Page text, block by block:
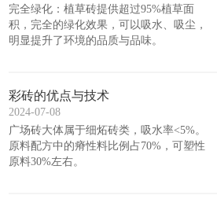
完全绿化：植草砖提供超过95%植草面
积，完全的绿化效果，可以吸水、吸尘，
明显提升了环境的品质与品味。
彩砖的优点与技术
2024-07-08
广场砖大体属于细炻砖类，吸水率<5%。
原料配方中的瘠性料比例占70%，可塑性
原料30%左右。